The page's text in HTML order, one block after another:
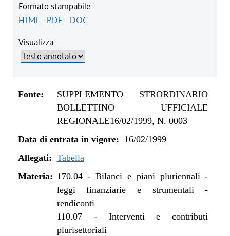
Formato stampabile:
HTML- PDF - DOC
Visualizza:
Fonte:
SUPPLEMENTO STRORDINARIO
BOLLETTINO UFFICIALE
REGIONALE16/02/1999, N. 0003
Data di entrata in vigore: 16/02/1999
Allegati: Tabella
Materia: 170.04-Bilanci e piani pluriennali -
leggi finanziarie e strumentali -
rendiconti
110.07- Interventi e contributi
plurisettoriali